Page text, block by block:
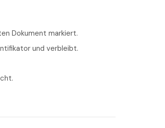
Dokument markiert.
und verbleibt.